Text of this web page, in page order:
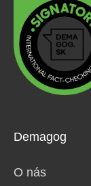
Demagog
O nás